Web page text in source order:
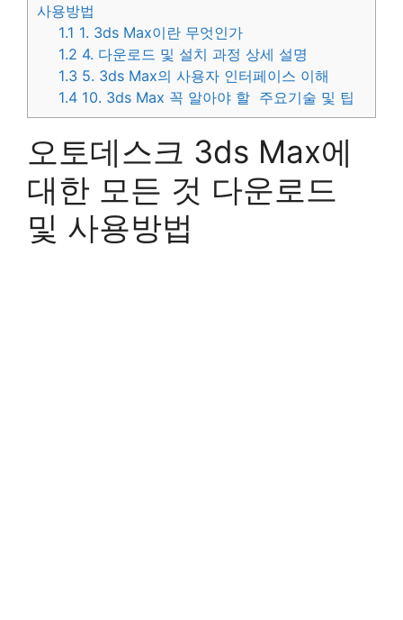
사용방법
1.1 1. 3ds Max이란 무엇인가
1.2 4. 다운로드 및 설치 과정 상세 설명
1.3 5. 3ds Max의 사용자 인터페이스 이해
1.4 10. 3ds Max 꼭 알아야 할 주요기술 및 팁
오토데스크 3ds Max에
대한 모든 것 다운로드
및 사용방법